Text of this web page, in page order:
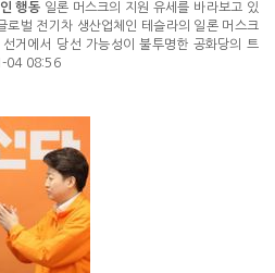
행동 일론 머스크의 지원 유세를 바라보고 있
로벌 전기차 생산업체인 테슬라의 일론 머스크
거에서 당선 가능성이 불투명한 공화당의 트
04 08:56